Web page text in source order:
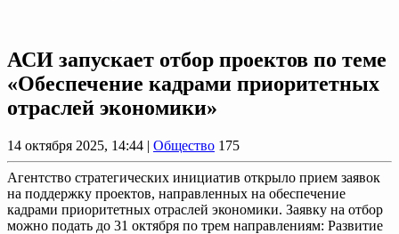
АСИ запускает отбор проектов по теме
«Обеспечение кадрами приоритетных
отраслей экономики»
14 октября 2025, 14:44 | Общество 175
Агентство стратегических инициатив открыло прием заявок
на поддержку проектов, направленных на обеспечение
кадрами приоритетных отраслей экономики. Заявку на отбор
можно подать до 31 октября по трем направлениям: Развитие